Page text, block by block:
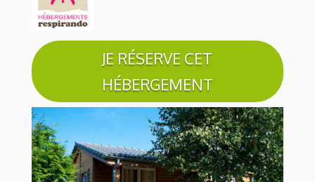
JE RÉSERVE CET
HÉBERGEMENT